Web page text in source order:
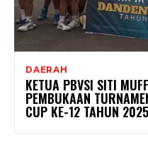
DAERAH
KETUA PBVSI SITI
PEMBUKAAN
CUP KE-12 TAHUN 2025